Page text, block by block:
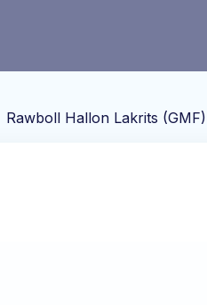
Rawboll Hallon Lakrits (GMF)